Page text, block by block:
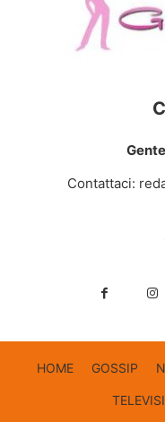
Contattaci:
HOME GOSSIP